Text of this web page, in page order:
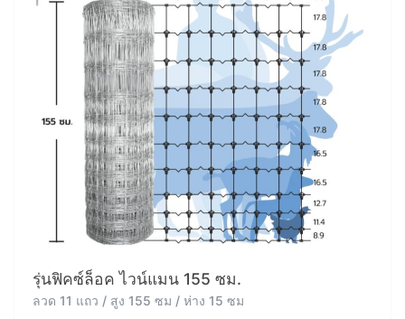
รุ่นฟิคซ์ล็อค ไวน์แมน 155 ซม.
ลวด 11 แถว / สูง 155 ซม / ห่าง 15 ซม